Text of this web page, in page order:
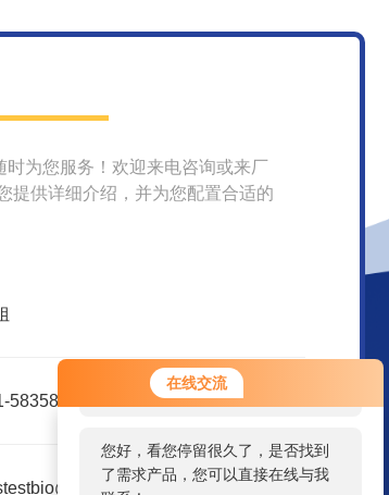
在线交流
您好！欢迎前来咨询，很高兴为您
服务，请问您要咨询什么问题呢？
您好，看您停留很久了，是否找到
了需求产品，您可以直接在线与我
时为您服务！欢迎来电咨询或来厂
提供详细介绍，并为您配置合适的